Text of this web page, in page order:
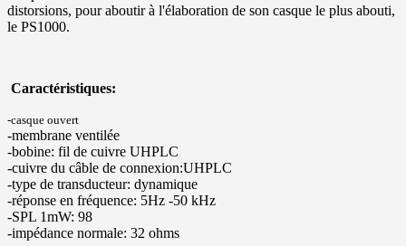
distorsions, pouraboutir à l'élaboration de son casque le plus abouti,
le PS1000.
Caractéristiques:
-casque ouvert
-membrane ventilée
-bobine: fil de cuivre UHPLC
-cuivre du câble de connexion:UHPLC
-type de transducteur: dynamique
-réponse en fréquence: 5Hz -50 kHz
-SPL 1mW: 98
-impédance normale: 32 ohms